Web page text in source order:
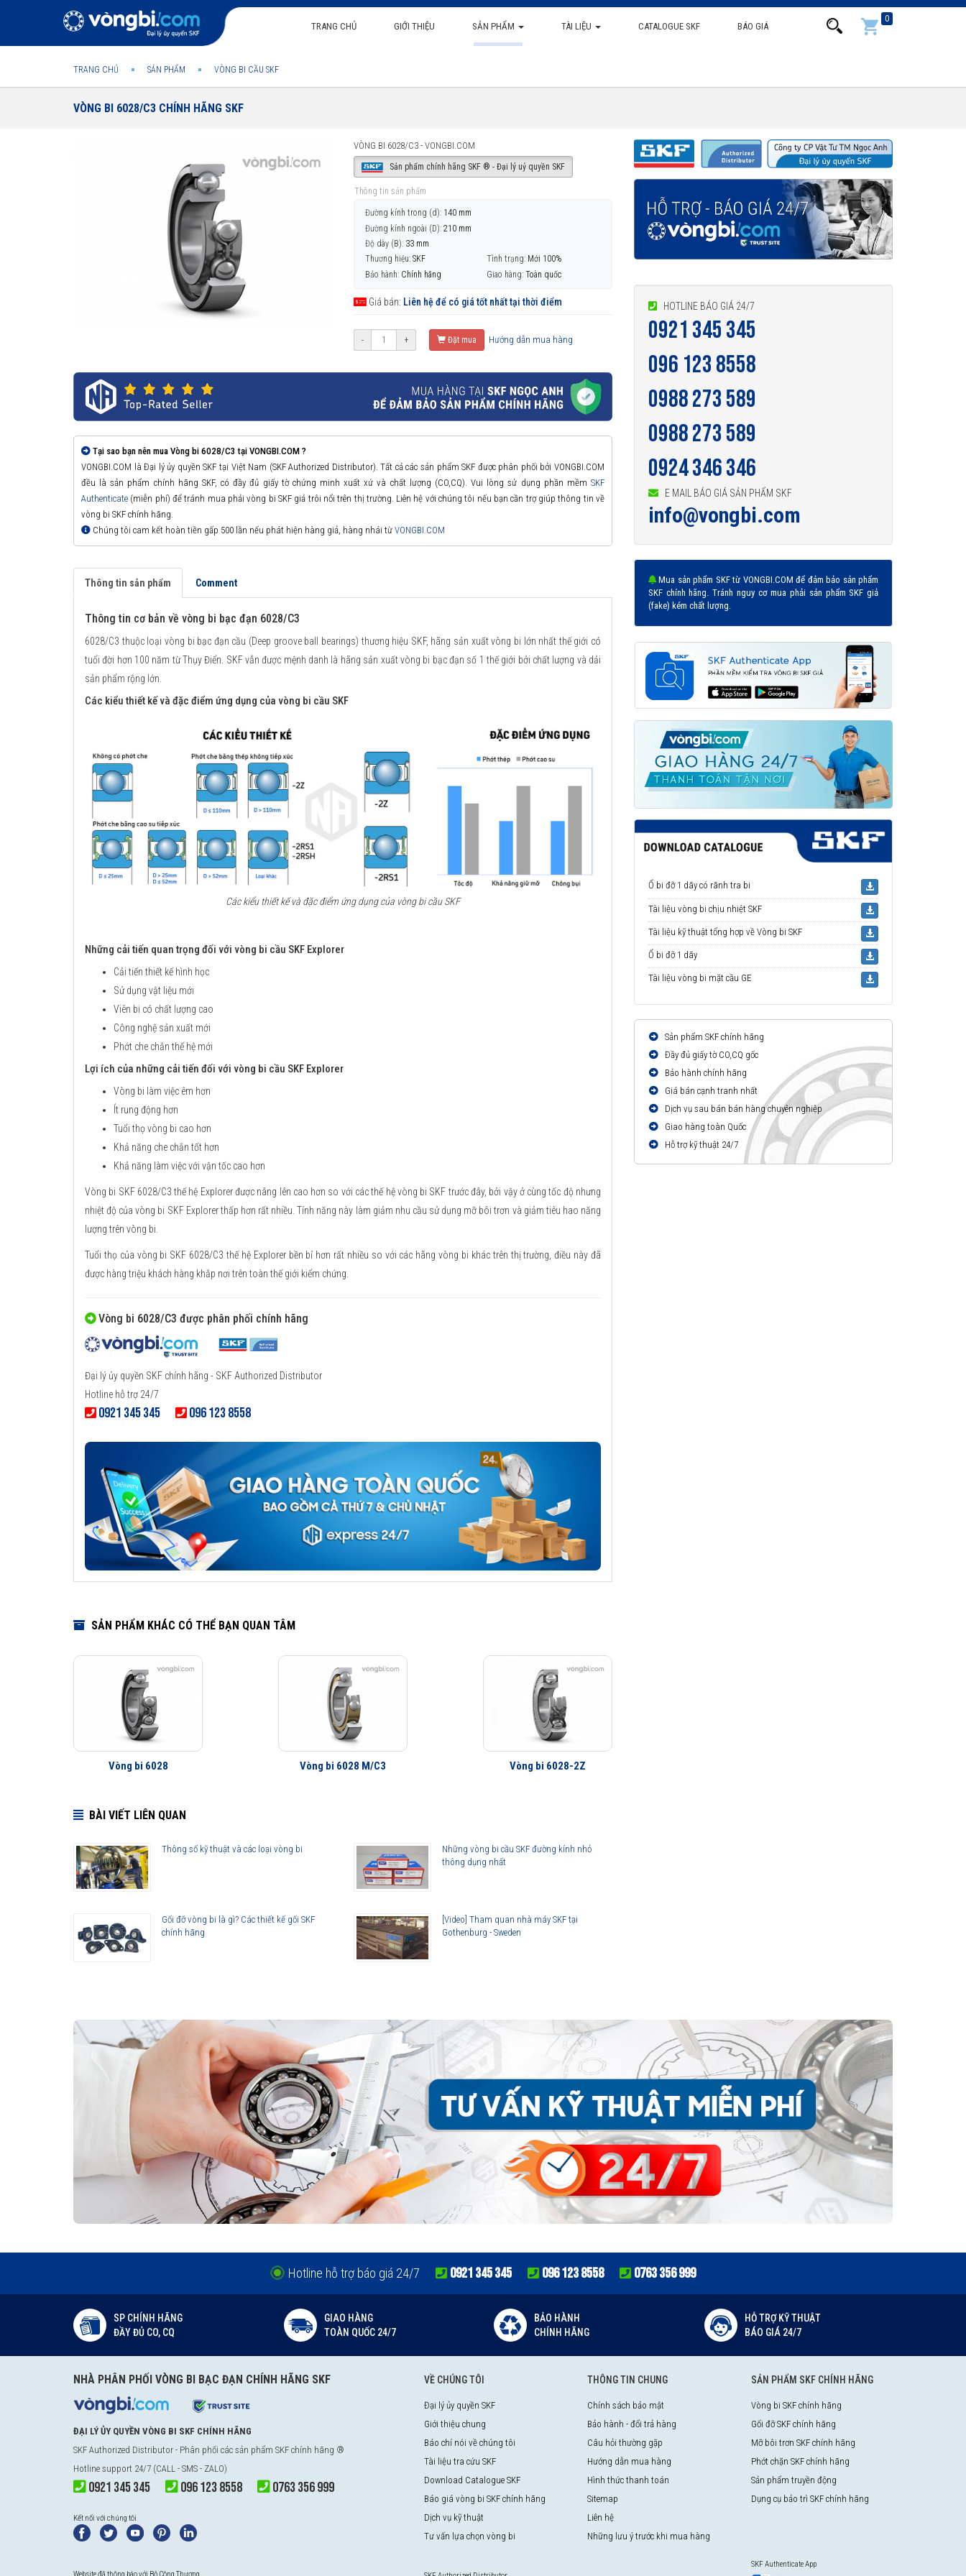
TRANG CHỦ GIỚI THIỆU SẢN PHẨM TÀI LIỆU CATALOGUE SKF BÁO GIÁ
0
TRANG CHỦ SẢN PHẨM VÒNG BI CẦU SKF
VÒNG BI 6028/C3 CHÍNH HÃNG SKF
VÒNG BI 6028/C3 - VONGBI.COM
Sản phẩm chính hãng SKF ® - Đại lý uỷ quyền SKF
Thông tin sản phẩm
Đường kính trong (d): 140 mm
Đường kính ngoài (D): 210 mm
Độ dày (B): 33 mm
Thương hiệu: SKF Tình trạng: Mới 100%
Bảo hành: Chính hãng Giao hàng: Toàn quốc
Giá bán: Liên hệ để có giá tốt nhất tại thời điểm
- + Đặt mua Hướng dẫn mua hàng
Tại sao bạn nên mua Vòng bi 6028/C3 tại VONGBI.COM ?
VONGBI.COM là Đại lý ủy quyền SKF tại Việt Nam (SKF Authorized Distributor). Tất cả các sản phẩm SKF được phân phối bởi VONGBI.COM
đều là sản phẩm chính hãng SKF, có đầy đủ giấy tờ chứng minh xuất xứ và chất lượng (CO,CQ). Vui lòng sử dụng phần mềm SKF
Authenticate (miễn phí) để tránh mua phải vòng bi SKF giả trôi nổi trên thị trường. Liên hệ với chúng tôi nếu bạn cần trợ giúp thông tin về
vòng bi SKF chính hãng.
Chúng tôi cam kết hoàn tiền gấp 500 lần nếu phát hiện hàng giả, hàng nhái từ VONGBI.COM
Thông tin sản phẩm Comment
Thông tin cơ bản về vòng bi bạc đạn 6028/C3
6028/C3 thuộc loại vòng bi bạc đạn cầu (Deep groove ball bearings) thương hiệu SKF, hãng sản xuất vòng bi lớn nhất thế giới có
tuổi đời hơn 100 năm từ Thụy Điển. SKF vẫn được mệnh danh là hãng sản xuất vòng bi bạc đạn số 1 thế giới bởi chất lượng và dải
sản phẩm rộng lớn.
Các kiểu thiết kế và đặc điểm ứng dụng của vòng bi cầu SKF
Các kiểu thiết kế và đặc điểm ứng dụng của vòng bi cầu SKF
Những cải tiến quan trọng đối với vòng bi cầu SKF Explorer
Cải tiến thiết kế hình học
Sử dụng vật liệu mới
Viên bi có chất lượng cao
Công nghệ sản xuất mới
Phớt che chắn thế hệ mới
Lợi ích của những cải tiến đối với vòng bi cầu SKF Explorer
Vòng bi làm việc êm hơn
Ít rung động hơn
Tuổi thọ vòng bi cao hơn
Khả năng che chắn tốt hơn
Khả năng làm việc với vận tốc cao hơn
Vòng bi SKF 6028/C3 thế hệ Explorer được nâng lên cao hơn so với các thế hệ vòng bi SKF trước đây, bởi vậy ở cùng tốc độ nhưng
nhiệt độ của vòng bi SKF Explorer thấp hơn rất nhiều. Tính năng này làm giảm nhu cầu sử dụng mỡ bôi trơn và giảm tiêu hao năng
lượng trên vòng bi.
Tuổi thọ của vòng bi SKF 6028/C3 thế hệ Explorer bền bỉ hơn rất nhiều so với các hãng vòng bi khác trên thị trường, điều này đã
được hàng triệu khách hàng khắp nơi trên toàn thế giới kiểm chứng.
Vòng bi 6028/C3 được phân phối chính hãng
Đại lý ủy quyền SKF chính hãng - SKF Authorized Distributor
Hotline hỗ trợ 24/7
0921 345 345 096 123 8558
SẢN PHẨM KHÁC CÓ THỂ BẠN QUAN TÂM
Vòng bi 6028 Vòng bi 6028 M/C3 Vòng bi 6028-2Z
BÀI VIẾT LIÊN QUAN
Thông số kỹ thuật và các loại vòng bi
Những vòng bi cầu SKF đường kính nhỏ
thông dụng nhất
Gối đỡ vòng bi là gì? Các thiết kế gối SKF
chính hãng
[Video] Tham quan nhà máy SKF tại
Gothenburg - Sweden
HOTLINE BÁO GIÁ 24/7
0921 345 345
096 123 8558
0988 273 589
0988 273 589
0924 346 346
E MAIL BÁO GIÁ SẢN PHẨM SKF
info@vongbi.com
Mua sản phẩm SKF từ VONGBI.COM để đảm bảo sản phẩm
SKF chính hãng. Tránh nguy cơ mua phải sản phẩm SKF giả
(fake) kém chất lượng.
Ổ bi đỡ 1 dãy có rãnh tra bi
Tài liệu vòng bi chịu nhiệt SKF
Tài liệu kỹ thuật tổng hợp về Vòng bi SKF
Ổ bi đỡ 1 dãy
Tài liệu vòng bi mặt cầu GE
Sản phẩm SKF chính hãng
Đầy đủ giấy tờ CO,CQ gốc
Bảo hành chính hãng
Giá bán cạnh tranh nhất
Dịch vụ sau bán bán hàng chuyên nghiệp
Giao hàng toàn Quốc
Hỗ trợ kỹ thuật 24/7
Hotline hỗ trợ báo giá 24/7 0921 345 345 096 123 8558 0763 356 999
SP CHÍNH HÃNG
ĐẦY ĐỦ CO, CQ
GIAO HÀNG
TOÀN QUỐC 24/7
BẢO HÀNH
CHÍNH HÃNG
HỖ TRỢ KỸ THUẬT
BÁO GIÁ 24/7
NHÀ PHÂN PHỐI VÒNG BI BẠC ĐẠN CHÍNH HÃNG SKF
ĐẠI LÝ ỦY QUYỀN VÒNG BI SKF CHÍNH HÃNG
SKF Authorized Distributor - Phân phối các sản phẩm SKF chính hãng ®
Hotline support 24/7 (CALL - SMS - ZALO)
0921 345 345 096 123 8558 0763 356 999
Kết nối với chúng tôi
VỀ CHÚNG TÔI
Đại lý ủy quyền SKF
Giới thiệu chung
Báo chí nói về chúng tôi
Tài liệu tra cứu SKF
Download Catalogue SKF
Báo giá vòng bi SKF chính hãng
Dịch vụ kỹ thuật
Tư vấn lựa chọn vòng bi
THÔNG TIN CHUNG
Chính sách bảo mật
Bảo hành - đổi trả hàng
Câu hỏi thường gặp
Hướng dẫn mua hàng
Hình thức thanh toán
Sitemap
Liên hệ
Những lưu ý trước khi mua hàng
SẢN PHẨM SKF CHÍNH HÃNG
Vòng bi SKF chính hãng
Gối đỡ SKF chính hãng
Mỡ bôi trơn SKF chính hãng
Phớt chặn SKF chính hãng
Sản phẩm truyền động
Dụng cụ bảo trì SKF chính hãng
SKF Authenticate App